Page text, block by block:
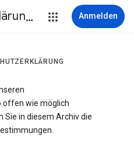
Datenschutzerklärung & Nutzungsbedingungen Anmelden
offen wie möglich
Sie in diesem Archiv die